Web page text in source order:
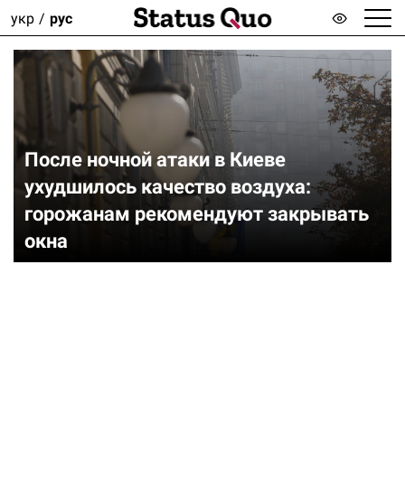
укр рус
После ночной атаки в Киеве
ухудшилось качество воздуха:
горожанам рекомендуют закрывать
окна